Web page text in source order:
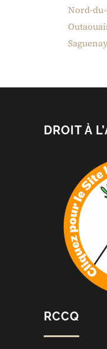
Nord-
DROIT À
RCCQ